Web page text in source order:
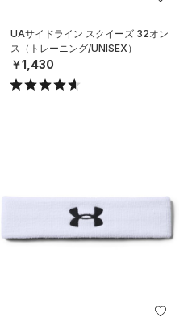
UAサイドライン スクイーズ 32オン
ス（トレーニング/UNISEX）
￥1,430